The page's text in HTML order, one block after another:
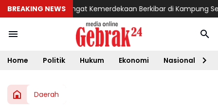
BREAKING NEWS
Semangat Kemerdekaan Berkibar di Kampung Sesor,
Home Politik Hukum Ekonomi Nasional
Daerah